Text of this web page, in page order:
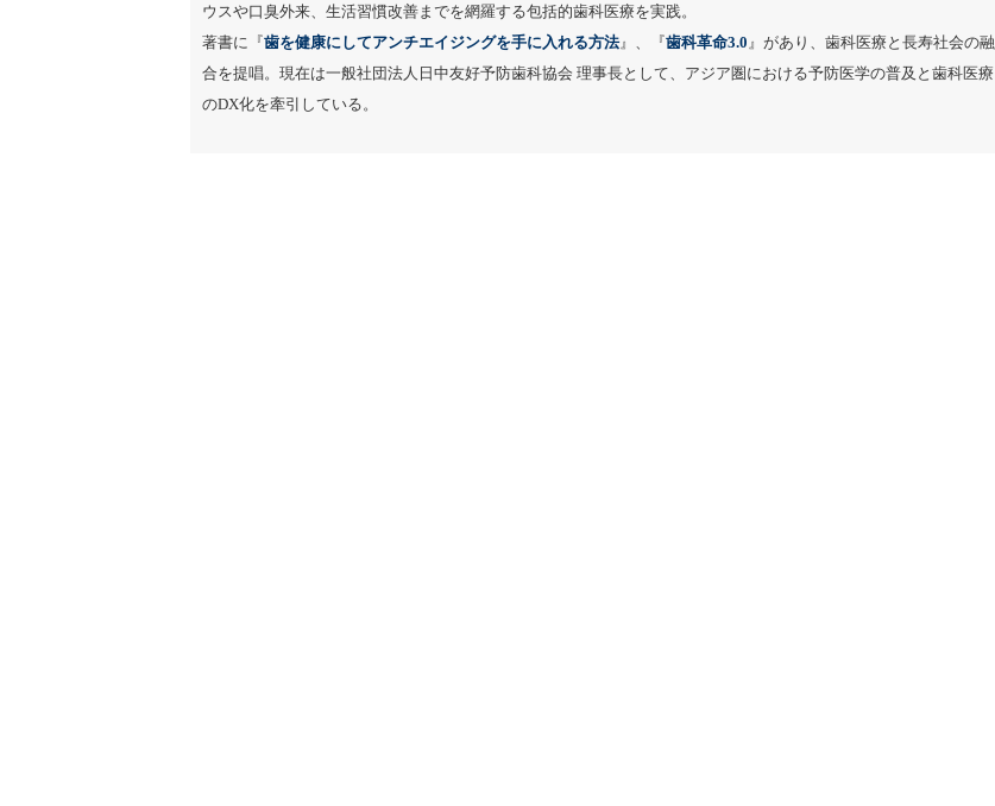
ウスや口臭外来、生活習慣改善までを網羅する包括的歯科医療を実践。
著書に『歯を健康にしてアンチエイジングを手に入れる方法』、『歯科革命3.0』があり、歯科医療と長寿社会の融
合を提唱。現在は一般社団法人日中友好予防歯科協会 理事長として、アジア圏における予防医学の普及と歯科医療
のDX化を牽引している。